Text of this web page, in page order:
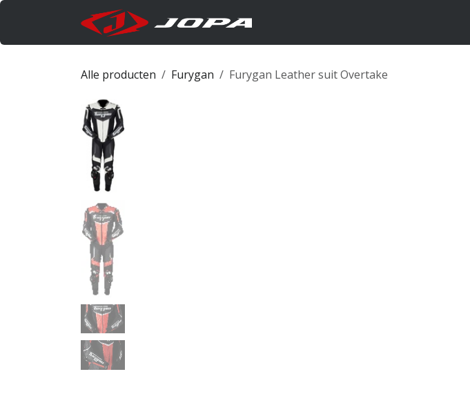
Overslaan naar inhoud
Alle producten Furygan Furygan Leather suit Overtake